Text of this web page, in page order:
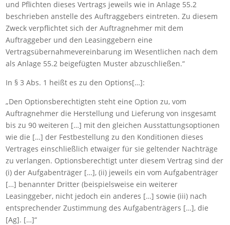
und Pflichten dieses Vertrags jeweils wie in Anlage 55.2
beschrieben anstelle des Auftraggebers eintreten. Zu diesem
Zweck verpflichtet sich der Auftragnehmer mit dem
Auftraggeber und den Leasinggebern eine
Vertragsübernahmevereinbarung im Wesentlichen nach dem
als Anlage 55.2 beigefügten Muster abzuschließen.“
In § 3 Abs. 1 heißt es zu den Options[…]:
„Den Optionsberechtigten steht eine Option zu, vom
Auftragnehmer die Herstellung und Lieferung von insgesamt
bis zu 90 weiteren […] mit den gleichen Ausstattungsoptionen
wie die […] der Festbestellung zu den Konditionen dieses
Vertrages einschließlich etwaiger für sie geltender Nachträge
zu verlangen. Optionsberechtigt unter diesem Vertrag sind der
(i) der Aufgabenträger […], (ii) jeweils ein vom Aufgabenträger
[…] benannter Dritter (beispielsweise ein weiterer
Leasinggeber, nicht jedoch ein anderes […] sowie (iii) nach
entsprechender Zustimmung des Aufgabenträgers […], die
[Ag]. […]“